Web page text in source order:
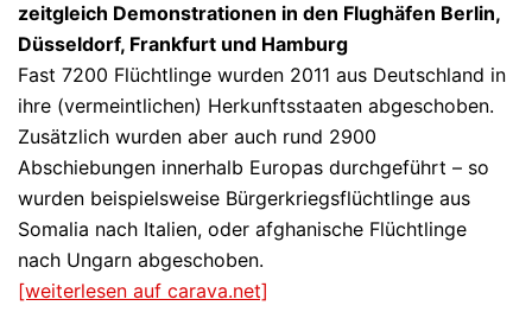
zeitgleich Demonstrationen in den Flughäfen Berlin,
Düsseldorf, Frankfurt und Hamburg
Fast 7200 Flüchtlinge wurden 2011 aus Deutschland in
ihre (vermeintlichen) Herkunftsstaaten abgeschoben.
Zusätzlich wurden aber auch rund 2900
Abschiebungen innerhalb Europas durchgeführt – so
wurden beispielsweise Bürgerkriegsflüchtlinge aus
Somalia nach Italien, oder afghanische Flüchtlinge
nach Ungarn abgeschoben.
[weiterlesen auf carava.net]